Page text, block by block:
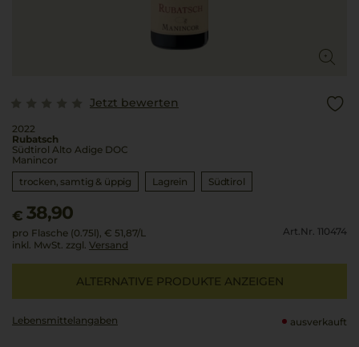
Jetzt bewerten
2022
Rubatsch
Südtirol Alto Adige DOC
Manincor
trocken, samtig & üppig
Lagrein Südtirol
€ 38,90
pro Flasche (0.75l), € 51,87/L
inkl. MwSt. zzgl. Versand
Art.Nr. 110474
ALTERNATIVE PRODUKTE ANZEIGEN
Lebensmittel­angaben ausverkauft